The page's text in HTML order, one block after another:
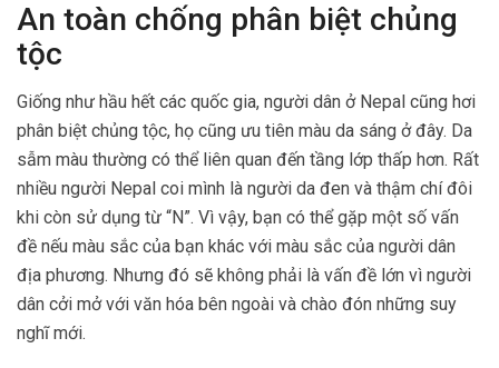
An toàn chống phân biệt chủng
tộc
Giống như hầu hết các quốc gia, người dân ở Nepal cũng hơi
phân biệt chủng tộc, họ cũng ưu tiên màu da sáng ở đây. Da
sẫm màu thường có thể liên quan đến tầng lớp thấp hơn. Rất
nhiều người Nepal coi mình là người da đen và thậm chí đôi
khi còn sử dụng từ “N”. Vì vậy, bạn có thể gặp một số vấn
đề nếu màu sắc của bạn khác với màu sắc của người dân
địa phương. Nhưng đó sẽ không phải là vấn đề lớn vì người
dân cởi mở với văn hóa bên ngoài và chào đón những suy
nghĩ mới.